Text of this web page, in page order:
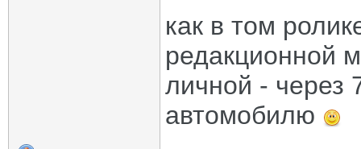
как в том
редакционной
личной - через
автомобилю